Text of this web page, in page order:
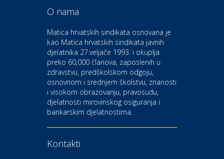
Odmor
Bistrica
Auto-moto i tehnika
CIAK Auto d.o.o.
Kultura i edukacija
Kazalište Gavella
Moda i ljepota
O nama
Matica hrvatskih sindikata osnovana je
kao Matica hrvatskih sindikata javnih
djelatnika 27.veljače 1993. i okuplja
preko 60,000 članova, zaposlenih u
zdravstvu, predškolskom odgoju,
osnovnom i srednjem školstvu, znanosti
i visokom obrazovanju, pravosuđu,
djelatnosti mirovinskog osiguranja i
bankarskim djelatnostima.
Kontakti